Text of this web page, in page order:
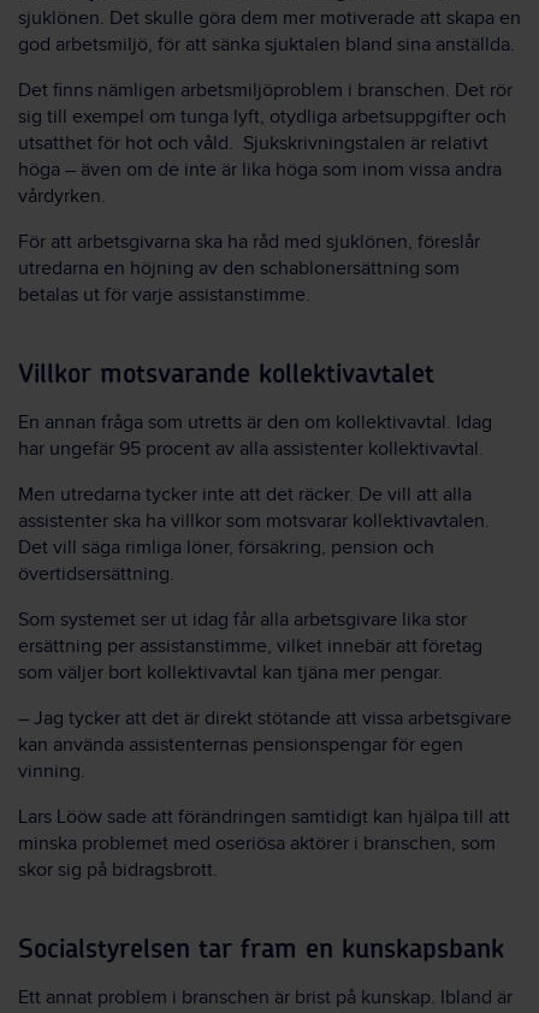
sjuklönen. Det skulle göra dem mer motiverade att skapa en
god arbetsmiljö, för att sänka sjuktalen bland sina anställda.
Det finns nämligen arbetsmiljöproblem i branschen. Det rör
sig till exempel om tunga lyft, otydliga arbetsuppgifter och
utsatthet för hot och våld. Sjukskrivningstalen är relativt
höga – även om de inte är lika höga som inom vissa andra
vårdyrken.
För att arbetsgivarna ska ha råd med sjuklönen, föreslår
utredarna en höjning av den schablonersättning som
betalas ut för varje assistanstimme.
Villkor motsvarande kollektivavtalet
En annan fråga som utretts är den om kollektivavtal. Idag
har ungefär 95 procent av alla assistenter kollektivavtal.
Men utredarna tycker inte att det räcker. De vill att alla
assistenter ska ha villkor som motsvarar kollektivavtalen.
Det vill säga rimliga löner, försäkring, pension och
övertidsersättning.
Som systemet ser ut idag får alla arbetsgivare lika stor
ersättning per assistanstimme, vilket innebär att företag
som väljer bort kollektivavtal kan tjäna mer pengar.
– Jag tycker att det är direkt stötande att vissa arbetsgivare
kan använda assistenternas pensionspengar för egen
vinning.
Lars Lööw sade att förändringen samtidigt kan hjälpa till att
minska problemet med oseriösa aktörer i branschen, som
skor sig på bidragsbrott.
Socialstyrelsen tar fram en kunskapsbank
Ett annat problem i branschen är brist på kunskap. Ibland är